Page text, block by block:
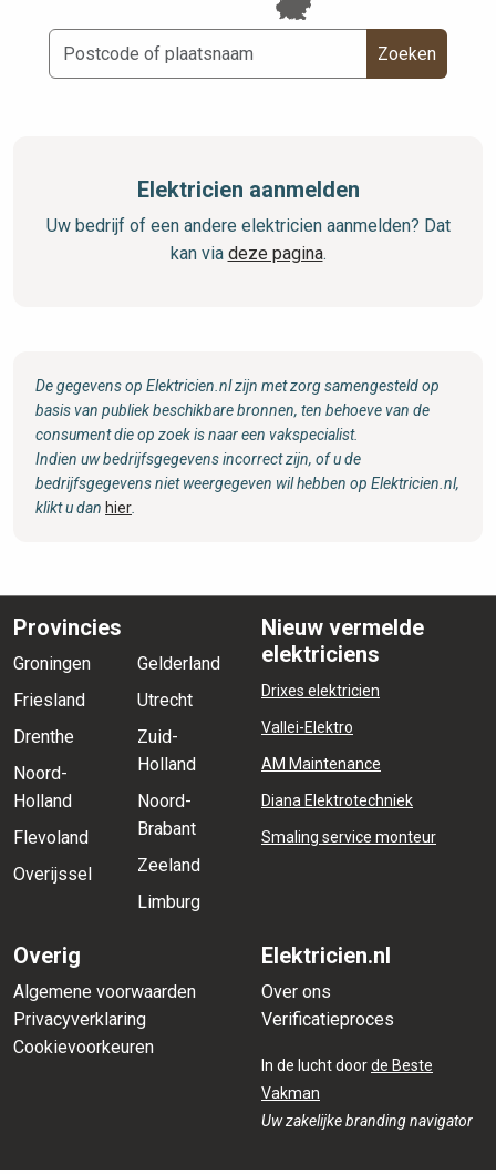
Zoeken
Elektricien aanmelden
Uw bedrijf of een andere elektricien aanmelden? Dat
kan via deze pagina.
De gegevens op Elektricien.nl zijn met zorg samengesteld op
basis van publiek beschikbare bronnen, ten behoeve van de
consument die op zoek is naar een vakspecialist.
Indien uw bedrijfsgegevens incorrect zijn, of u de
bedrijfsgegevens niet weergegeven wil hebben op Elektricien.nl,
klikt u dan hier
Provincies
Groningen
Friesland
Drenthe
Noord-
Holland
Flevoland
Overijssel
Gelderland
Utrecht
Zuid-
Holland
Noord-
Brabant
Zeeland
Limburg
Nieuw vermelde
elektriciens
Drixes elektricien
Vallei-Elektro
AM Maintenance
Diana Elektrotechniek
Smaling service monteur
Overig
Algemene voorwaarden
Privacyverklaring
Cookievoorkeuren
Elektricien.nl
Over ons
Verificatieproces
In de lucht doorde Beste
Vakman
Uw zakelijke branding navigator